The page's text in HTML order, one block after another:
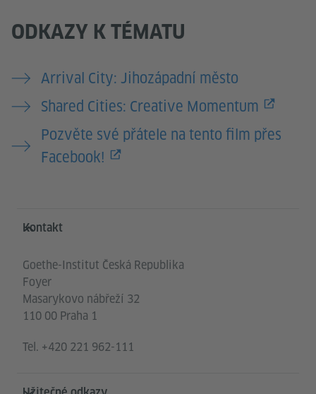
ODKAZY K TÉMATU
Arrival City: Jihozápadní město
Shared Cities: Creative Momentum
Pozvěte své přátele na tento film přes
Facebook!
Service- und Informationsbereich
Kontakt
Goethe-Institut Česká Republika
Foyer
Masarykovo nábřeží 32
110 00 Praha 1
Tel. +420 221 962-111